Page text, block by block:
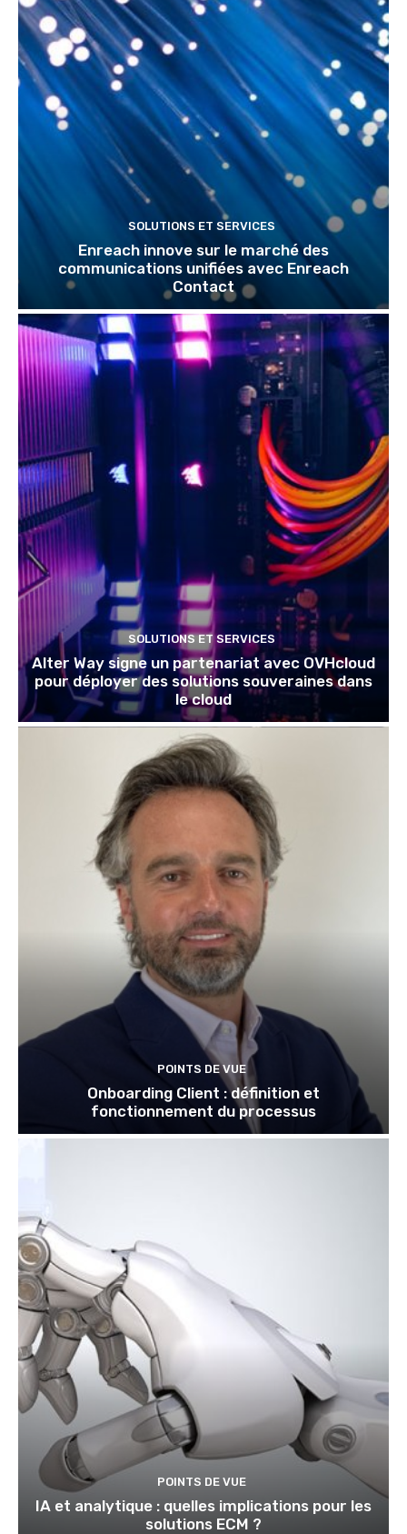
SOLUTIONS ET SERVICES
Enreach innove sur le marché des
communications unifiées avec Enreach
Contact
SOLUTIONS ET SERVICES
Alter Way signe un partenariat avec OVHcloud
pour déployer des solutions souveraines dans
le cloud
POINTS DE VUE
Onboarding Client : définition et
fonctionnement du processus
POINTS DE VUE
IA et analytique : quelles implications pour les
solutions ECM ?